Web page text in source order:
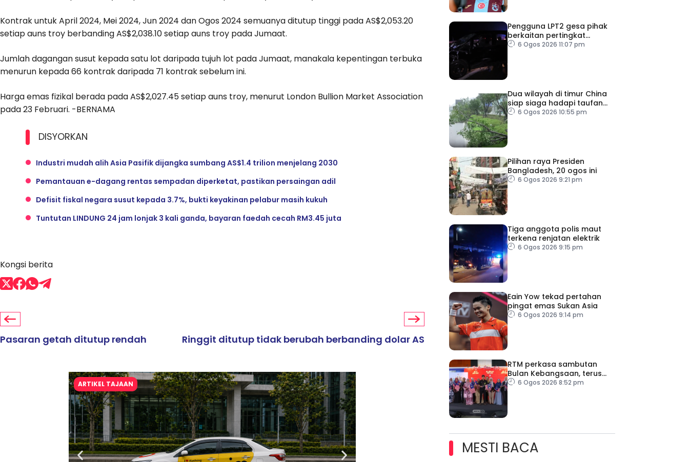
Kontrak untuk April 2024, Mei 2024, Jun 2024 dan Ogos 2024 semuanya ditutup tinggi pada AS$2,053.20
setiap auns troy berbanding AS$2,038.10 setiap auns troy pada Jumaat.
Jumlah dagangan susut kepada satu lot daripada tujuh lot pada Jumaat, manakala kepentingan terbuka
menurun kepada 66 kontrak daripada 71 kontrak sebelum ini.
Harga emas fizikal berada pada AS$2,027.45 setiap auns troy, menurut London Bullion Market Association
pada 23 Februari. -BERNAMA
DISYORKAN
Industri mudah alih Asia Pasifik dijangka sumbang AS$1.4 trilion menjelang 2030
Pemantauan e-dagang rentas sempadan diperketat, pastikan persaingan adil
Defisit fiskal negara susut kepada 3.7%, bukti keyakinan pelabur masih kukuh
Tuntutan LINDUNG 24 jam lonjak 3 kali ganda, bayaran faedah cecah RM3.45 juta
Kongsi berita
Pasaran getah ditutup rendah Ringgit ditutup tidak berubah berbanding dolar AS
ARTIKEL TAJAAN
Pengguna LPT2 gesa pihak
berkaitan pertingkat
keselamatan
6 Ogos 2026 11:07 pm
Dua wilayah di timur China
siap siaga hadapi taufan
Dolphin
6 Ogos 2026 10:55 pm
Pilihan raya Presiden
Bangladesh, 20 ogos ini
6 Ogos 2026 9:21 pm
Tiga anggota polis maut
terkena renjatan elektrik
6 Ogos 2026 9:15 pm
Eain Yow tekad pertahan
pingat emas Sukan Asia
6 Ogos 2026 9:14 pm
RTM perkasa sambutan
Bulan Kebangsaan, terus
dekati rakyat
6 Ogos 2026 8:52 pm
MESTI BACA